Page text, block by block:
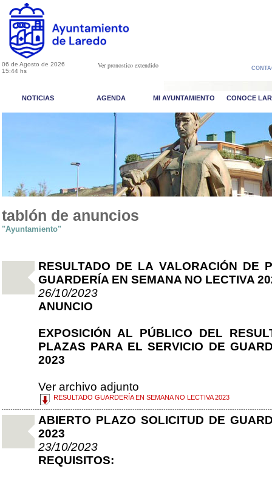
06 de Agosto de 2026
15:44 hs
Ver pronostico extendido
NOTICIAS AGENDA MI AYUNTAMIENTO CONOCE
tablón de anuncios
"Ayuntamiento"
RESULTADO DE LA VALORACIÓN DE
GUARDERÍA EN SEMANA NO LECTIVA
26/10/2023
ANUNCIO
EXPOSICIÓN AL PÚBLICO DEL
PLAZAS PARA EL SERVICIO DE
2023
Ver archivo adjunto
RESULTADO GUARDERÍA EN SEMANA NO LECTIVA 2023
ABIERTO PLAZO SOLICITUD DE
2023
23/10/2023
REQUISITOS: